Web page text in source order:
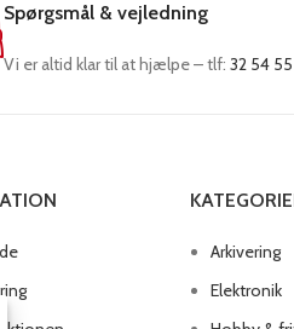
Spørgsmål & vejledning
Vi er altid klar til at hjælpe – tlf:32 54
Arkivering
Elektronik